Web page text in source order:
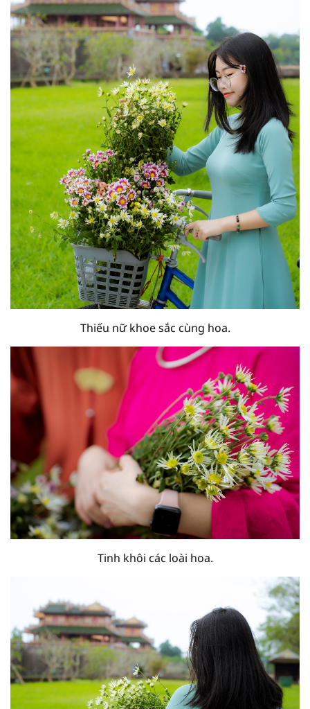
Thiếu nữ khoe sắc cùng hoa.
Tinh khôi các loài hoa.